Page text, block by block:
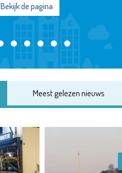
Bekijk de pagina
Meest gelezen nieuws